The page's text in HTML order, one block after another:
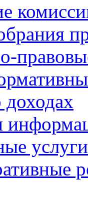
услуги